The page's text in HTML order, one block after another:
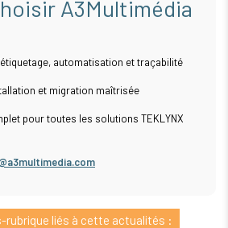
A3Multimédia
automatisation et traçabilité
et migration maîtrisée
pour toutes les solutions TEKLYNX
rubrique liés à cette actualités :